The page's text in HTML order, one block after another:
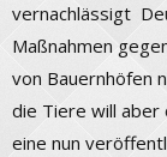
vernachlässigt
Maßnahmen
von Bauernhöfen
die Tiere will aber
eine nun